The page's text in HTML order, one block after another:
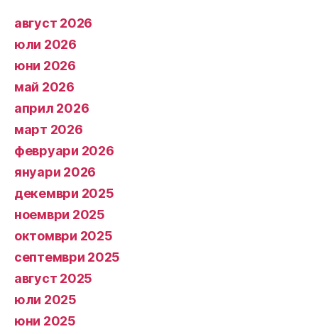
август 2026
юли 2026
юни 2026
май 2026
април 2026
март 2026
февруари 2026
януари 2026
декември 2025
ноември 2025
октомври 2025
септември 2025
август 2025
юли 2025
юни 2025